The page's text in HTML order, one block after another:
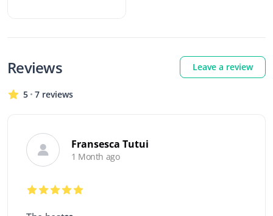
Reviews Leave a review
5 7 reviews
Fransesca Tutui
1 Month ago